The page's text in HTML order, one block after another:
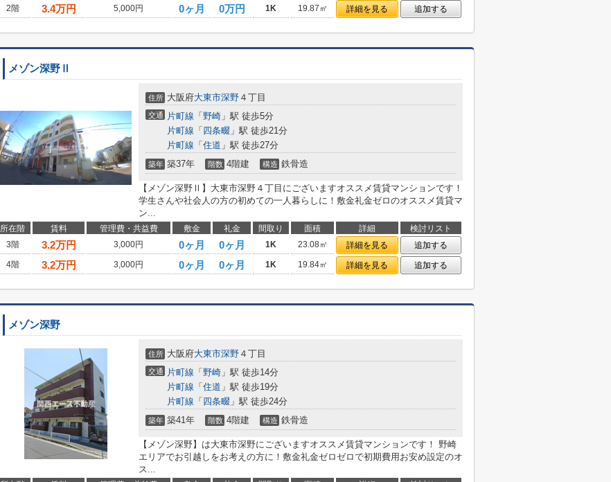
2階
3.4万円 5,000円 0ヶ月 0万円 1K 19.87㎡ 詳細を見る 追加する
メゾン深野Ⅱ
住所 大阪府大東市深野 ４丁目
交通 片町線 「 野崎 」駅 徒歩5分
片町線 「 四条畷 」駅 徒歩21分
片町線 「 住道 」駅 徒歩27分
築年 築37年 階数 4階建 構造 鉄骨造
【メゾン深野Ⅱ】大東市深野４丁目にございますオススメ賃貸マンションです！
学生さんや社会人の方の初めての一人暮らしに！敷金礼金ゼロのオススメ賃貸マ
ン...
所在階 賃料 管理費・共益費 敷金 礼金 間取り 面積 詳細
検討リスト
3階
3.2万円 3,000円 0ヶ月 0ヶ月 1K 23.08㎡ 詳細を見る
追加する
4階
3.2万円 3,000円 0ヶ月 0ヶ月 1K 19.84㎡ 詳細を見る 追加する
メゾン深野
住所 大阪府大東市深野 ４丁目
交通 片町線 「 野崎 」駅 徒歩14分
片町線 「 住道 」駅 徒歩19分
片町線 「 四条畷 」駅 徒歩24分
築年 築41年 階数 4階建 構造 鉄骨造
【メゾン深野】は大東市深野にございますオススメ賃貸マンションです！ 野崎
エリアでお引越しをお考えの方に！敷金礼金ゼロゼロで初期費用お安め設定のオ
ス...